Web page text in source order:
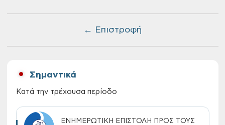
← Επιστροφή
Σημαντικά
Κατά την τρέχουσα περίοδο
ΕΝΗΜΕΡΩΤΙΚΗ ΕΠΙΣΤΟΛΗ ΠΡΟΣ ΤΟΥΣ